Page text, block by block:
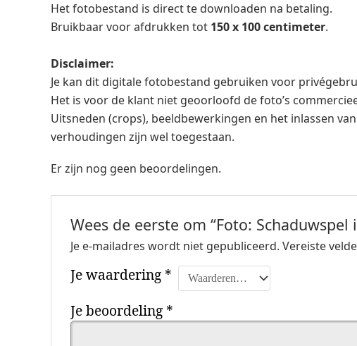
Het fotobestand is direct te downloaden na betaling.
Bruikbaar voor afdrukken tot 150 x 100 centimeter.
Disclaimer:
Je kan dit digitale fotobestand gebruiken voor
Het is voor de klant niet geoorloofd de foto’s
Uitsneden (crops), beeldbewerkingen en het inlassen
verhoudingen zijn wel toegestaan.
Er zijn nog geen beoordelingen.
Wees de eerste om “Foto:
Je e-mailadres wordt niet gepubliceerd. Vereiste
Je waardering *
Je beoordeling *